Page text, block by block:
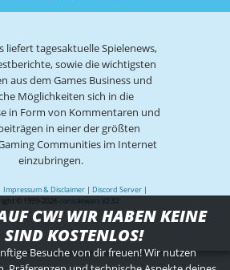
liefert tagesaktuelle Spielenews,
sowie die wichtigsten
aus dem Games Business und
Möglichkeiten sich in die
in Form von Kommentaren und
in einer der größten
Communities im Internet
einzubringen.
Impressum & Disclaimer | Discord Server |
© 1999-2026
consolewars V2.82
CW! WIR HABEN KEINE
KOSTENLOS!
Besuche von dir freuen! Wir nutzen